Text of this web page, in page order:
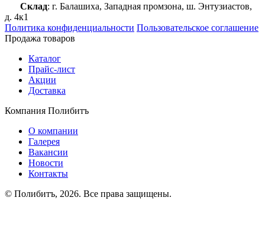
Склад: г. Балашиха, Западная промзона, ш. Энтузиастов,
д. 4к1
Политика конфиденциальности Пользовательское соглашение
Продажа товаров
Каталог
Прайс-лист
Акции
Доставка
Компания Полибитъ
О компании
Галерея
Вакансии
Новости
Контакты
© Полибитъ, 2026. Все права защищены.